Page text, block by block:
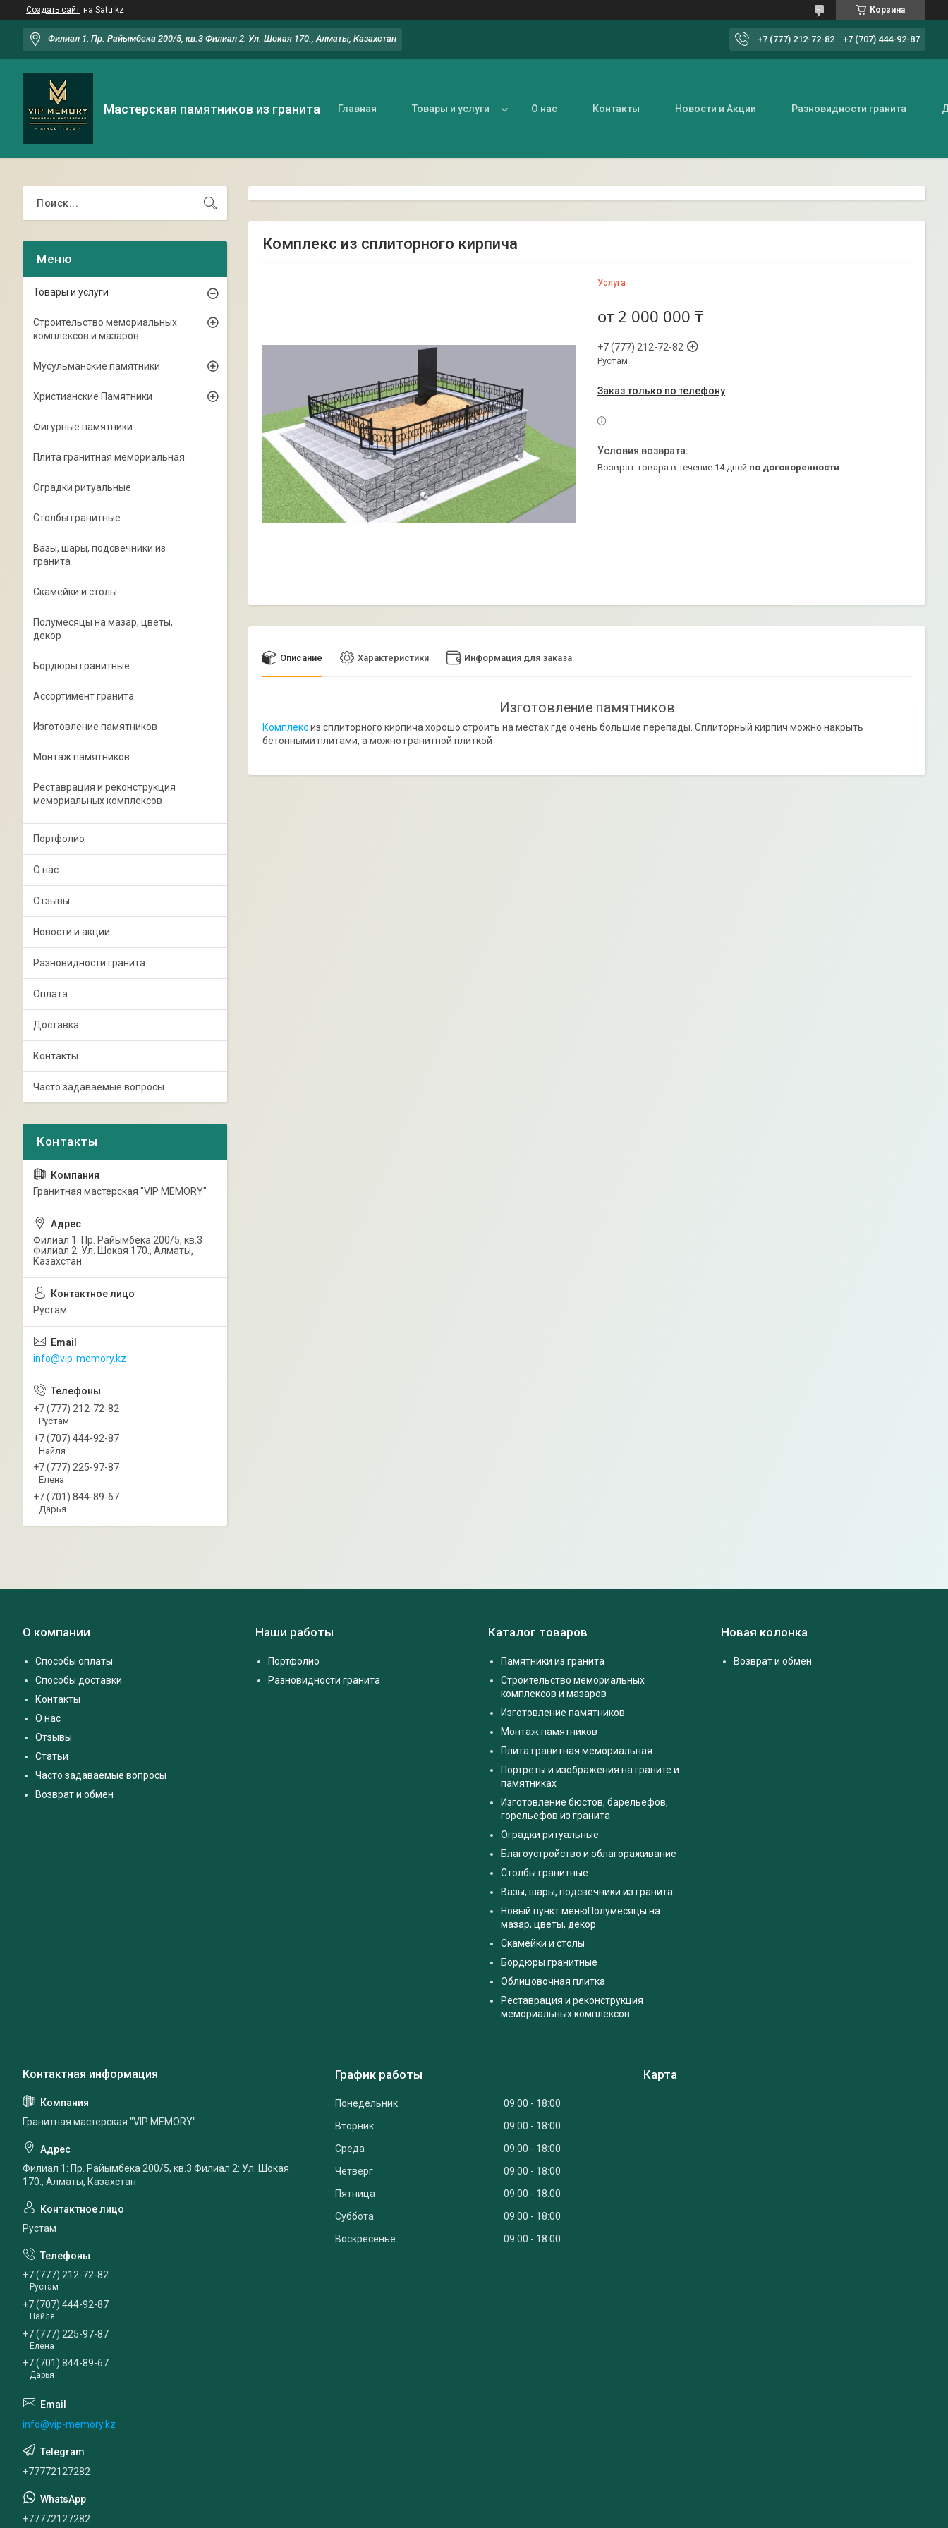
Создать сайт на Satu.kz Корзина
Филиал 1: Пр. Райымбека 200/5, кв.3 Филиал 2: Ул. Шокая 170., Алматы, Казахстан +7 (777) 212-72-82 +7 (707) 444-92-87
Мастерская памятников из гранита Главная Товары и услуги О нас Контакты Новости и Акции Разновидности гранита
Комплекс из сплиторного кирпича
Услуга
от 2 000 000 ₸
+7 (777) 212-72-82
Рустам
Заказ только по телефону
возврат товара в течение 14 дней по договоренности
Описание Характеристики Информация для заказа
Изготовление памятников
Комплексиз сплиторного кирпича хорошо строить на местах где очень большие перепады. Сплиторный кирпич можно накрыть
бетонными плитами, а можно гранитной плиткой
Товары и услуги
Строительство мемориальных
комплексов и мазаров
Мусульманские памятники
Христианские Памятники
Фигурные памятники
Плита гранитная мемориальная
Оградки ритуальные
Столбы гранитные
Вазы, шары, подсвечники из
гранита
Скамейки и столы
Полумесяцы на мазар, цветы,
декор
Бордюры гранитные
Ассортимент гранита
Изготовление памятников
Монтаж памятников
Реставрация и реконструкция
мемориальных комплексов
Портфолио
О нас
Отзывы
Новости и акции
Разновидности гранита
Оплата
Доставка
Контакты
Часто задаваемые вопросы
Гранитная мастерская "VIP MEMORY"
Филиал 1: Пр. Райымбека 200/5, кв.3
Филиал 2: Ул. Шокая 170., Алматы,
Казахстан
Рустам
info@vip-memory.kz
+7 (777) 212-72-82
Рустам
+7 (707) 444-92-87
Найля
+7 (777) 225-97-87
Елена
+7 (701) 844-89-67
Дарья
О компании
Способы оплаты
Способы доставки
Контакты
О нас
Отзывы
Статьи
Часто задаваемые вопросы
Возврат и обмен
Наши работы
Портфолио
Разновидности гранита
Каталог товаров
Памятники из гранита
Строительство мемориальных
комплексов и мазаров
Изготовление памятников
Монтаж памятников
Плита гранитная мемориальная
Портреты и изображения на граните и
памятниках
Изготовление бюстов, барельефов,
горельефов из гранита
Оградки ритуальные
Благоустройство и облагораживание
Столбы гранитные
Вазы, шары, подсвечники из гранита
Новый пункт менюПолумесяцы на
мазар, цветы, декор
Скамейки и столы
Бордюры гранитные
Облицовочная плитка
Реставрация и реконструкция
мемориальных комплексов
Новая колонка
Возврат и обмен
Гранитная мастерская "VIP MEMORY"
Филиал 1: Пр. Райымбека 200/5, кв.3 Филиал 2: Ул. Шокая
170., Алматы, Казахстан
Рустам
+7 (777) 212-72-82
Рустам
+7 (707) 444-92-87
Найля
+7 (777) 225-97-87
Елена
+7 (701) 844-89-67
Дарья
info@vip-memory.kz
+77772127282
+77772127282
График работы
Понедельник 09:00
18:00
Вторник
09:00
18:00
Среда
09:00
18:00
Четверг
09:00
18:00
Пятница
09:00
18:00
Суббота
09:00
18:00
Воскресенье
09:00 18:00
Карта